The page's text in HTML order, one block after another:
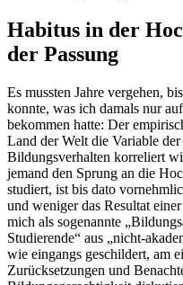
Habitus in der
der Passung
Es mussten Jahre vergehen,
konnte, was ich damals nur
bekommen hatte: Der
Land der Welt die Variable
Bildungsverhalten korreliert
jemand den Sprung an die
studiert, ist bis dato
und weniger das Resultat
mich als sogenannte
Studierende“ aus „nicht-
wie eingangs geschildert, am
Zurücksetzungen und